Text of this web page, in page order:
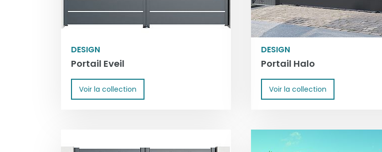
DESIGN
Portail Eveil
Voir la collection
DESIGN
Portail Halo
Voir la collection